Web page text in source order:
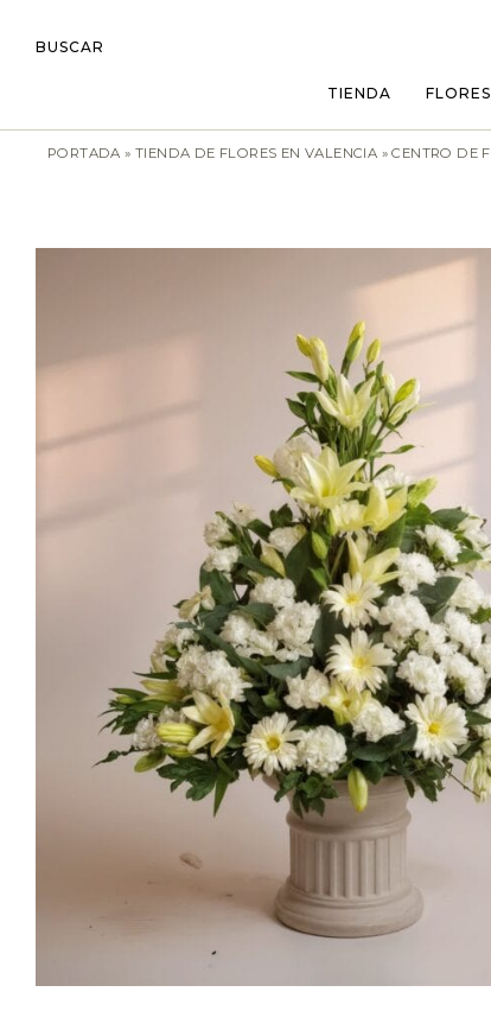
BUSCAR
TIENDA
PORTADA »TIENDA DE FLORES EN VALENCIA »CENTRO DE